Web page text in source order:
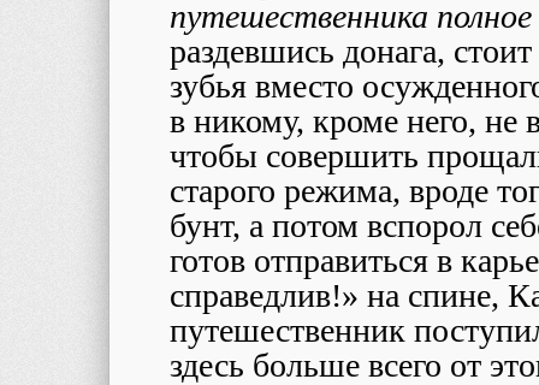
путешественника
раздевшись донага,
зубья вместо
в никому, кроме него, не
чтобы совершить
старого режима, вроде
бунт, а потом вспорол
готов отправиться в
справедлив!» на спине,
путешественник
здесь больше всего от